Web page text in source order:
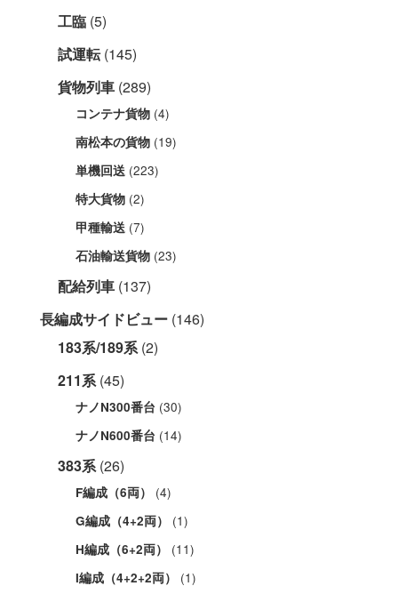
工臨 (5)
試運転(145)
貨物列車 (289)
コンテナ貨物 (4)
南松本の貨物 (19)
単機回送 (223)
特大貨物 (2)
甲種輸送 (7)
石油輸送貨物 (23)
配給列車 (137)
長編成サイドビュー (146)
183系/189系(2)
211系(45)
ナノN300番台 (30)
ナノN600番台 (14)
383系(26)
F編成（6両） (4)
G編成（4+2両） (1)
H編成（6+2両） (11)
I編成（4+2+2両） (1)